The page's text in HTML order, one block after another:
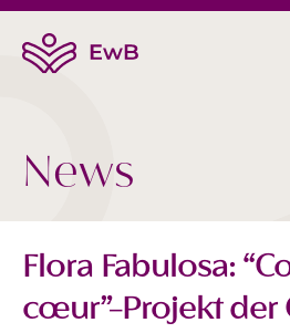
News
Flora Fabulosa:
cœur”-Projekt